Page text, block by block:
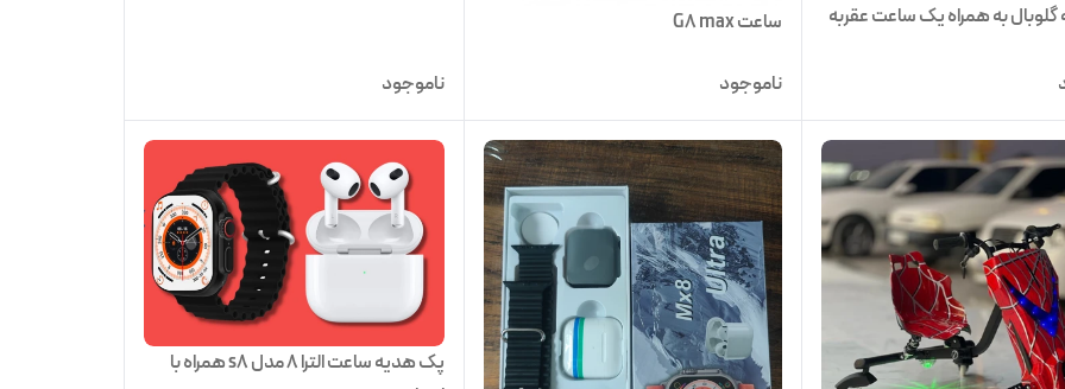
گلوبال به همراه یک ساعت عقربه
ساعت G8 max
ناموجود ناموجود
پک هدیه ساعت الترا ۸ مدل s8 همراه با